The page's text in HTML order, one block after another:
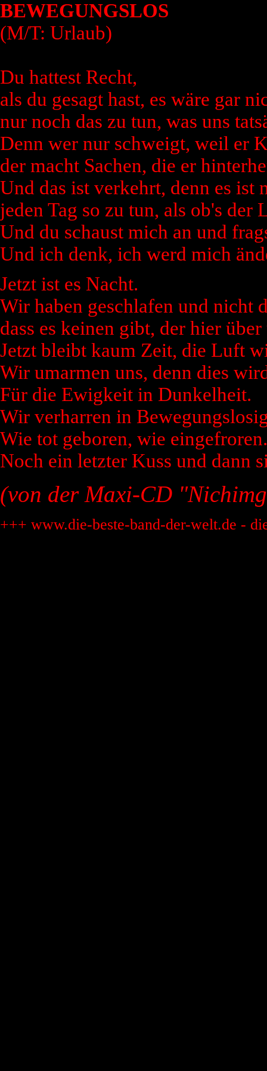
BEWEGUNGSLOS
(M/T: Urlaub)
Du hattest Recht,
als du gesagt hast, es wäre gar
nur noch das zu tun, was uns
Denn wer nur schweigt, weil er
der macht Sachen, die er
Und das ist verkehrt, denn es ist
jeden Tag so zu tun, als ob's der
Und du schaust mich an und
Und ich denk, ich werd mich
Jetzt ist es Nacht.
Wir haben geschlafen und nicht
dass es keinen gibt, der hier
Jetzt bleibt kaum Zeit, die Luft
Wir umarmen uns, denn dies
Für die Ewigkeit in Dunkelheit.
Wir verharren in
Wie tot geboren, wie eingefroren.
Noch ein letzter Kuss und dann
(von der Maxi-CD
+++ www.die-beste-band-der-welt.de -